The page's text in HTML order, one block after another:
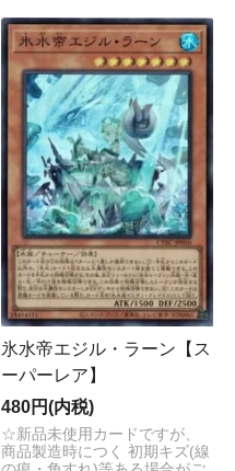
氷水帝エジル・ラーン【ス
ーパーレア】
480円(内税)
☆新品未使用カードですが、
商品製造時につく 初期キズ(線